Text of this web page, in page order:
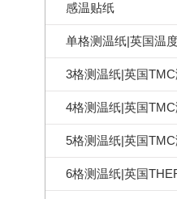
感温贴纸
3格测温纸|英国
4格测温纸|英国
5格测温纸|英国